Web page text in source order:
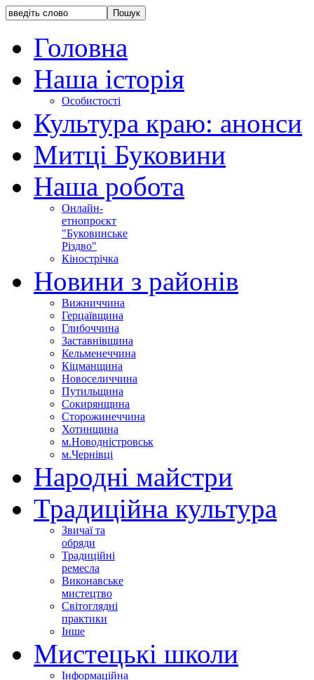
Головна
Наша історія
Особистості
Культура краю: анонси
Митці Буковини
Наша робота
Онлайн-
етнопроєкт
"Буковинське
Різдво"
Кінострічка
Новини з районів
Вижниччина
Герцаївщина
Глибоччина
Заставнівщина
Кельменеччина
Кіцманщина
Новоселиччина
Путильщина
Сокирянщина
Сторожинеччина
Хотинщина
м.Новодністровськ
м.Чернівці
Народні майстри
Традиційна культура
Звичаї та
обряди
Традиційні
ремесла
Виконавське
мистецтво
Світоглядні
практики
Інше
Мистецькі школи
Інформаційна